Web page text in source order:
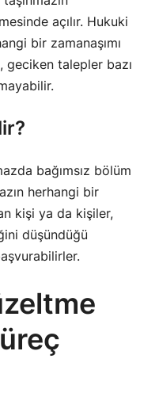
açılır. Hukuki
bir zamanaşımı
geciken talepler bazı
bağımsız bölüm
herhangi bir
kişi ya da kişiler,
düşündüğü